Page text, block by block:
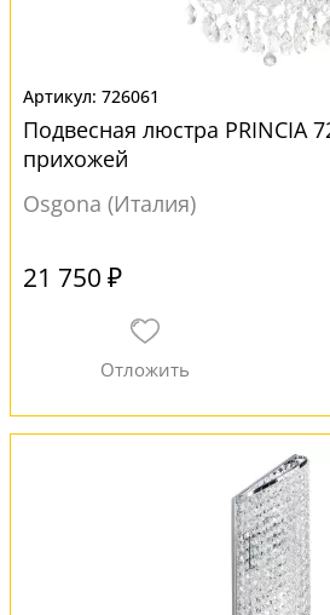
726061
Подвесная люстра PRINCIA
прихожей
Osgona (Италия)
21 750 ₽